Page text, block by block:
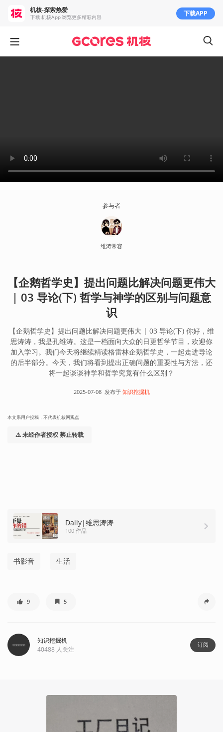
参与者
维涛常容
【企鹅哲学史】提出问题比解决问题更伟大
| 03 导论(下) 哲学与神学的区别与问题意
识
【企鹅哲学史】提出问题比解决问题更伟大 | 03 导论(下) 你好，维
思涛涛，我是孔维涛。这是一档面向大众的日更哲学节目，欢迎你
加入学习。我们今天将继续精读格雷林企鹅哲学史，一起走进导论
的后半部分。今天，我们将看到提出正确问题的重要性与方法，还
将一起谈谈神学和哲学究竟有什么区别？
2025-07-08 发布于 知识挖掘机
本文系用户投稿，不代表机核网观点
⚠️ 未经作者授权 禁止转载
Daily|维思涛涛
100 作品
书影音 生活
9 5
知识挖掘机
40488 人关注
订阅
机核-探索热爱
下载 机核App 浏览更多精彩内容 下载APP